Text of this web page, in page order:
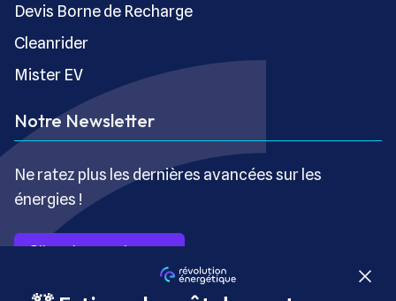
Devis Borne de Recharge
Cleanrider
Mister EV
Notre Newsletter
Ne ratez plus les dernières avancées sur les
énergies !
S’inscrire gratuitement